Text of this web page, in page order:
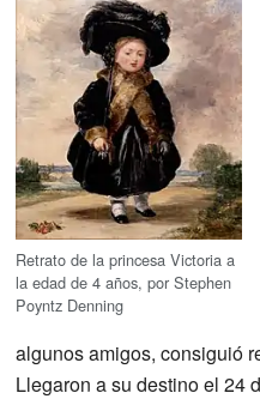
Retrato de la princesa Victoria a
la edad de 4 años, por Stephen
Poyntz Denning
algunos amigos, consiguió
Llegaron a su destino el 24